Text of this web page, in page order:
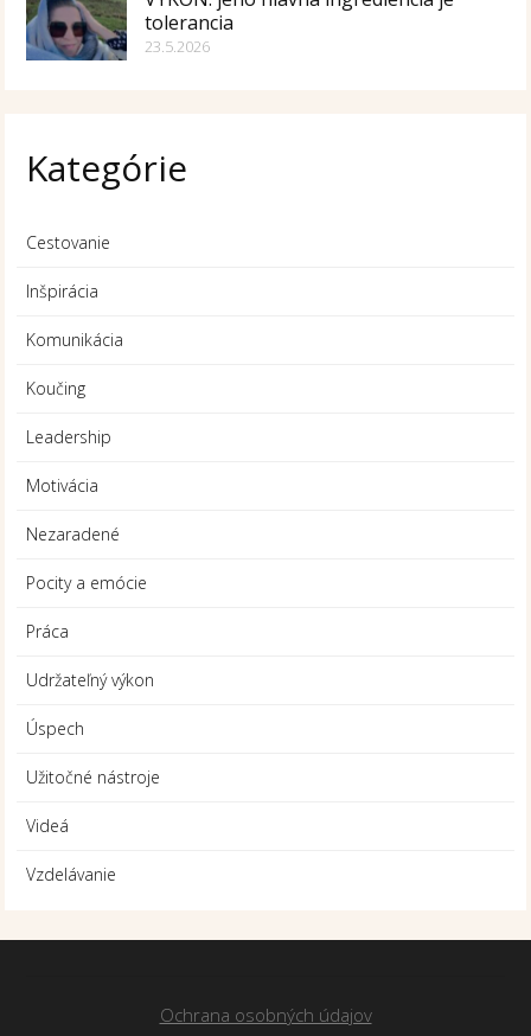
tolerancia
23.5.2026
Kategórie
Cestovanie
Inšpirácia
Komunikácia
Koučing
Leadership
Motivácia
Nezaradené
Pocity a emócie
Práca
Udržateľný výkon
Úspech
Užitočné nástroje
Videá
Vzdelávanie
Ochrana osobných údajov